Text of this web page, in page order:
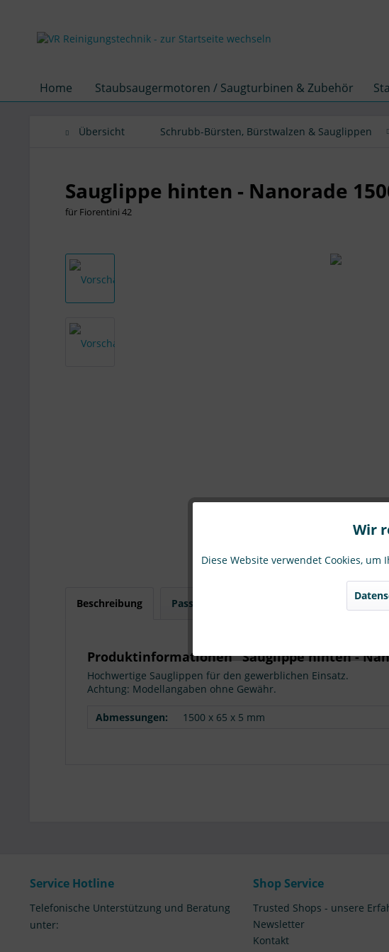
Home Staubsaugermotoren / Saugturbinen & Zubehör
Übersicht Schrubb-Bürsten, Bürstwalzen & Sauglippen
Sauglippe hinten - Nanorade
für Fiorentini 42
Beschreibung Passend für
Produktinformationen "Sauglippe hinten -
Hochwertige Sauglippen für den gewerblichen Einsatz.
Achtung: Modellangaben ohne Gewähr.
Abmessungen: 1500 x 65 x 5 mm
Service Hotline
Telefonische Unterstützung und Beratung
unter:
Shop Service
Trusted Shops - unsere
Newsletter
Kontakt
Wir
Diese Website verwendet Cookies,